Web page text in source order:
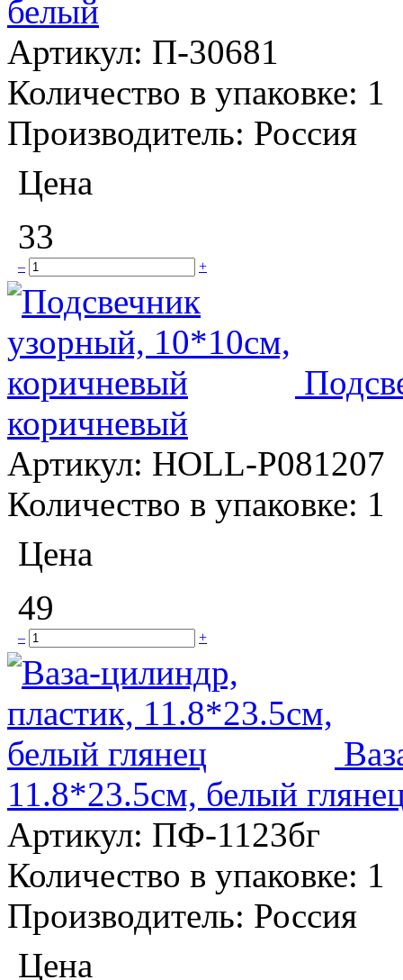
белый
Артикул: П-30681
Количество в упаковке: 1
Производитель: Россия
Цена
33
– +
коричневый
Артикул: HOLL-P081207
Количество в упаковке: 1
Цена
49
– +
11.8*23.5см, белый
Артикул: ПФ-1123бг
Количество в упаковке: 1
Производитель: Россия
Цена